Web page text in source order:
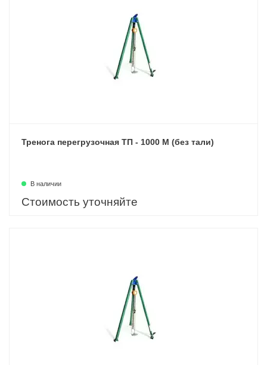
Тренога перегрузочная ТП - 1000 М (без тали)
В наличии
Стоимость уточняйте